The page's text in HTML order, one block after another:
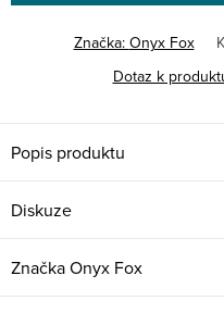
Značka: Onyx Fox
Dotaz k
Popis produktu
Diskuze
ZnačkaOnyx Fox